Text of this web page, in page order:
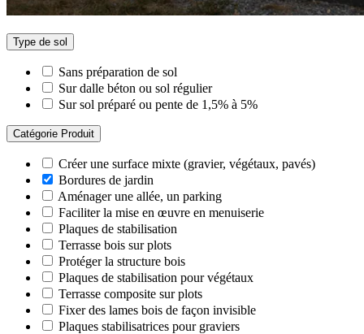
Type de sol
Sans préparation de sol
Sur dalle béton ou sol régulier
Sur sol préparé ou pente de 1,5% à 5%
Catégorie Produit
Créer une surface mixte (gravier, végétaux, pavés)
Bordures de jardin
Aménager une allée, un parking
Faciliter la mise en œuvre en menuiserie
Plaques de stabilisation
Terrasse bois sur plots
Protéger la structure bois
Plaques de stabilisation pour végétaux
Terrasse composite sur plots
Fixer des lames bois de façon invisible
Plaques stabilisatrices pour graviers